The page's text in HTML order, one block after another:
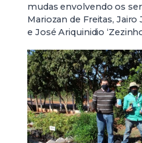
mudas envolvendo os
Mariozan de Freitas,
e José Ariquinidio